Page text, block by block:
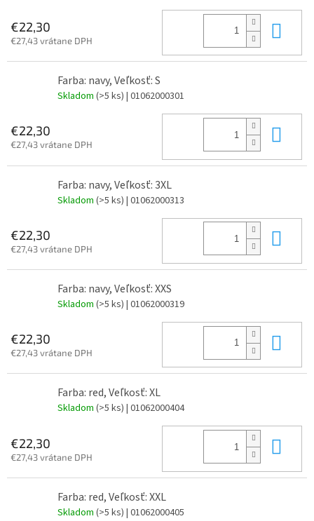
€22,30
€27,43 vrátane DPH
Farba: navy, Veľkosť: S
Skladom (>5 ks) | 01062000301
€22,30
€27,43 vrátane DPH
Farba: navy, Veľkosť: 3XL
Skladom (>5 ks) | 01062000313
€22,30
€27,43 vrátane DPH
Farba: navy, Veľkosť: XXS
Skladom (>5 ks) | 01062000319
€22,30
€27,43 vrátane DPH
Farba: red, Veľkosť: XL
Skladom (>5 ks) | 01062000404
€22,30
€27,43 vrátane DPH
Farba: red, Veľkosť: XXL
Skladom (>5 ks) | 01062000405